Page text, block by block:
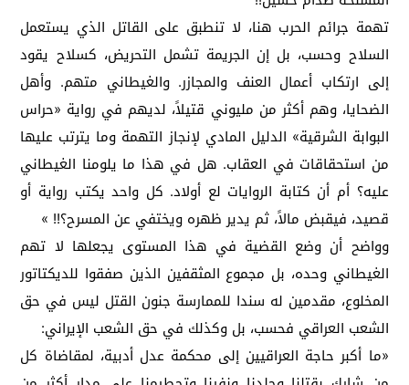
تهمة جرائم الحرب هنا، لا تنطبق على القاتل الذي يستعمل
السلاح وحسب، بل إن الجريمة تشمل التحريض، كسلاح يقود
إلى ارتكاب أعمال العنف والمجازر. والغيطاني متهم. وأهل
الضحايا، وهم أكثر من مليوني قتيلاً، لديهم في رواية «حراس
البوابة الشرقية» الدليل المادي لإنجاز التهمة وما يترتب عليها
من استحقاقات في العقاب. هل في هذا ما يلومنا الغيطاني
عليه؟ أم أن كتابة الروايات لع أولاد. كل واحد يكتب رواية أو
قصيد، فيقبض مالاً، ثم يدير ظهره ويختفي عن المسرح؟!! »
وواضح أن وضع القضية في هذا المستوى يجعلها لا تهم
الغيطاني وحده، بل مجموع المثقفين الذين صفقوا للديكتاتور
المخلوع، مقدمين له سندا للممارسة جنون القتل ليس في حق
الشعب العراقي فحسب، بل وكذلك في حق الشعب الإيراني:
«ما أكبر حاجة العراقيين إلى محكمة عدل أدبية، لمقاضاة كل